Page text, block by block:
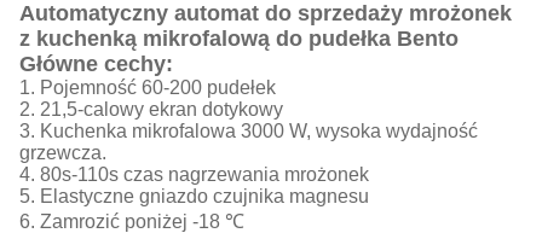
Automatyczny automat do sprzedaży mrożonek
z kuchenką mikrofalową do pudełka Bento
Główne cechy:
1. Pojemność 60-200 pudełek
2. 21,5-calowy ekran dotykowy
3. Kuchenka mikrofalowa 3000 W, wysoka wydajność
grzewcza.
4. 80s-110s czas nagrzewania mrożonek
5. Elastyczne gniazdo czujnika magnesu
6. Zamrozić poniżej -18 ℃